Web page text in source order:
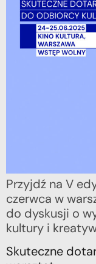
Przyjdź na V
czerwca w
do dyskusji o
kultury i
Skuteczne